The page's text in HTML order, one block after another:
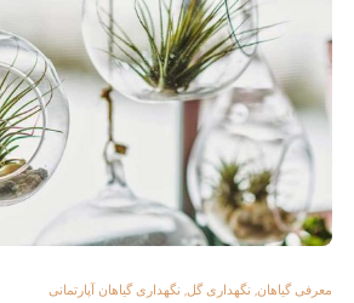
معرفی گیاهان, نگهداری گل, نگهداری گیاهان آپارتمانی
بهترین گل
5 سال قبل